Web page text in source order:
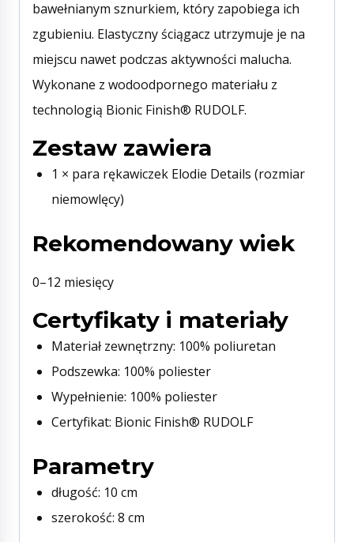
bawełnianym sznurkiem, który zapobiega ich
zgubieniu. Elastyczny ściągacz utrzymuje je na
miejscu nawet podczas aktywności malucha.
Wykonane z wodoodpornego materiału z
technologią Bionic Finish® RUDOLF.
Zestaw zawiera
1 × para rękawiczek Elodie Details (rozmiar
niemowlęcy)
Rekomendowany wiek
0–12 miesięcy
Certyfikaty i materiały
Materiał zewnętrzny: 100% poliuretan
Podszewka: 100% poliester
Wypełnienie: 100% poliester
Certyfikat: Bionic Finish® RUDOLF
Parametry
długość: 10 cm
szerokość: 8 cm